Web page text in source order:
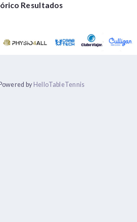
Resultados
by HelloTableTennis